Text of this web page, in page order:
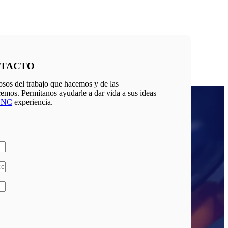
del trabajo que hacemos y de las
Permítanos ayudarle a dar vida a sus ideas
experiencia.